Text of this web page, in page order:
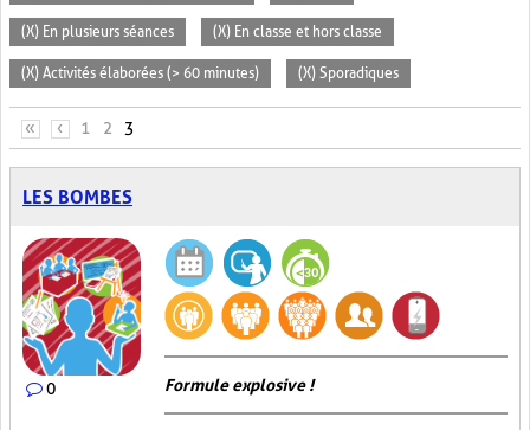
(X) En plusieurs séances (X) En classe et hors classe
(X) Activités élaborées (> 60 minutes) (X) Sporadiques
PAGES
« ‹ 1 2 3
LES BOMBES
0 Formule explosive !